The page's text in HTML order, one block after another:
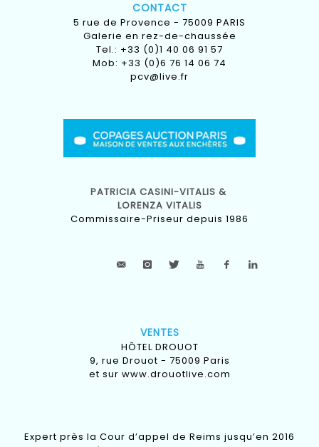
CONTACT
5 rue de Provence - 75009 PARIS
Galerie en rez-de-chaussée
Tel.: +33 (0)1 40 06 91 57
Mob: +33 (0)6 76 14 06 74
pcv@live.fr
PATRICIA CASINI-VITALIS &
LORENZA VITALIS
Commissaire-Priseur depuis 1986
VENTES
HÔTEL DROUOT
9, rue Drouot - 75009 Paris
et sur www.drouotlive.com
Expert près la Cour d’appel de Reims jusqu’en 2016